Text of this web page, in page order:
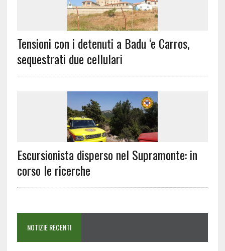
Tensioni con i detenuti a Badu ‘e Carros,
sequestrati due cellulari
Escursionista disperso nel Supramonte: in
corso le ricerche
NOTIZIE RECENTI